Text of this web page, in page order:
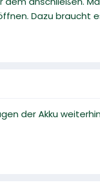
Dazu braucht
der Akku